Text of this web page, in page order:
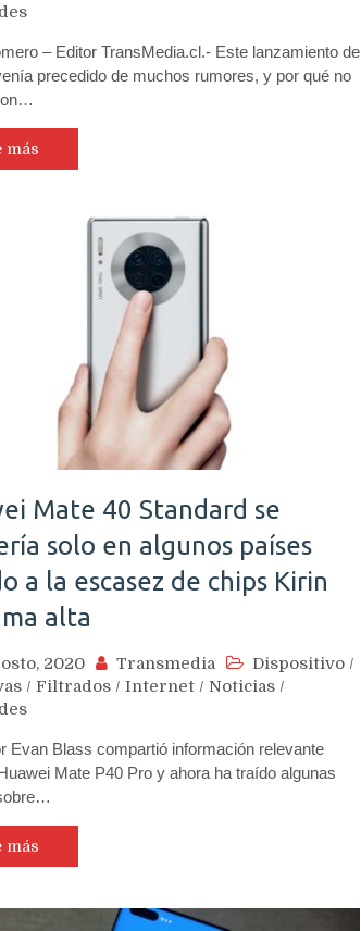
– Editor TransMedia.cl.- Este lanzamiento de
precedido de muchos rumores, y por qué no
más
Mate 40 Standard se
solo en algunos países
a la escasez de chips Kirin
alta
2020 Transmedia Dispositivo /
/ Filtrados / Internet / Noticias /
Evan Blass compartió información relevante
Mate P40 Pro y ahora ha traído algunas
más